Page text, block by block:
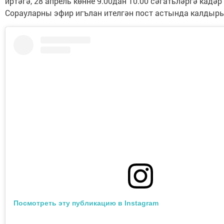
Сорауларны эфир игълан ителгән пост астында
Посмотреть эту публикацию в Instagram